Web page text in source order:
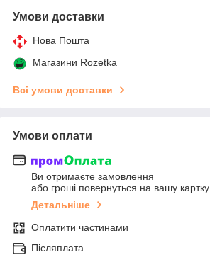
Умови доставки
Нова Пошта
Магазини Rozetka
Всі умови доставки
Умови оплати
Ви отримаєте замовлення
або гроші повернуться на вашу картку
Детальніше
Оплатити частинами
Післяплата